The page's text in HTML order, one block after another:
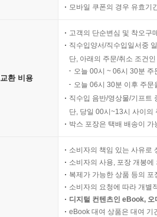
모바일 쿠폰의 경우 유효기
환 비용
고객의 단순변심 및 착오구
직수입양서/직수입일서중
단, 아래의 주문/취소 조건
오늘 00시 ~ 06시 30분
오늘 06시 30분 이후 주
직수입 음반/영상물/기프트
단, 당일 00시~13시 사이의
박스 포장은 택배 배송이
소비자의 책임 있는 사유로
소비자의 사용, 포장 개봉
복제가 가능한 상품 등의
소비자의 요청에 따라 개별
디지털 컨텐츠인 eBook,
eBook 대여 상품은 대여 기